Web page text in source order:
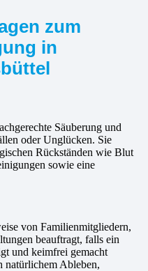
zum
in
Säuberung und
oder Unglücken. Sie
Rückständen wie Blut
sowie eine
von Familienmitgliedern,
beauftragt, falls ein
und keimfrei gemacht
natürlichem Ableben,